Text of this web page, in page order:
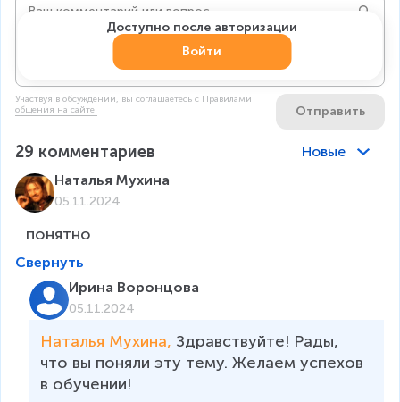
Участвуя в обсуждении, вы соглашаетесь c Правилами
общения на сайте.
Отправить
Доступно после авторизации
Войти
29 комментариев
Новые
Наталья Мухина
05.11.2024
понятно
Свернуть
Ирина Воронцова
05.11.2024
Наталья Мухина, Здравствуйте! Рады,
что вы поняли эту тему. Желаем успехов
в обучении!